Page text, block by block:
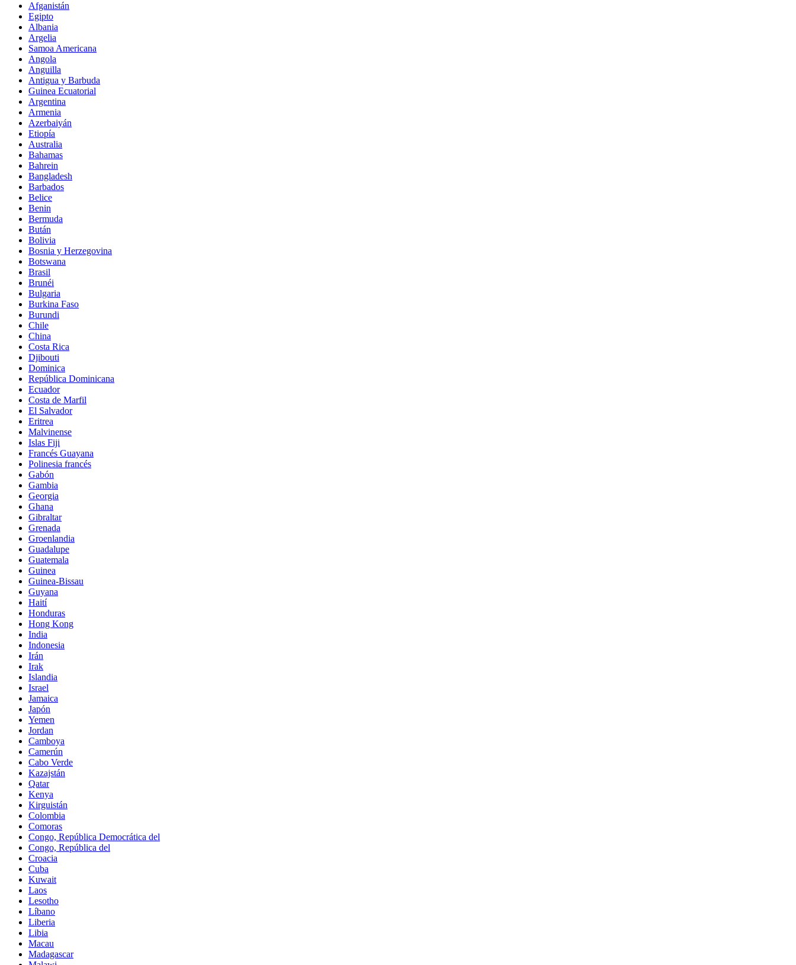
Afganistán
Egipto
Albania
Argelia
Samoa Americana
Angola
Anguilla
Antigua y Barbuda
Guinea Ecuatorial
Argentina
Armenia
Azerbaiyán
Etiopía
Australia
Bahamas
Bahrein
Bangladesh
Barbados
Belice
Benin
Bermuda
Bután
Bolivia
Bosnia y Herzegovina
Botswana
Brasil
Brunéi
Bulgaria
Burkina Faso
Burundi
Chile
China
Costa Rica
Djibouti
Dominica
República Dominicana
Ecuador
Costa de Marfil
El Salvador
Eritrea
Malvinense
Islas Fiji
Francés Guayana
Polinesia francés
Gabón
Gambia
Georgia
Ghana
Gibraltar
Grenada
Groenlandia
Guadalupe
Guatemala
Guinea
Guinea-Bissau
Guyana
Haití
Honduras
Hong Kong
India
Indonesia
Irán
Irak
Islandia
Israel
Jamaica
Japón
Yemen
Jordan
Camboya
Camerún
Cabo Verde
Kazajstán
Qatar
Kenya
Kirguistán
Colombia
Comoras
Congo, República Democrática del
Congo, República del
Croacia
Cuba
Kuwait
Laos
Lesotho
Líbano
Liberia
Libia
Macau
Madagascar